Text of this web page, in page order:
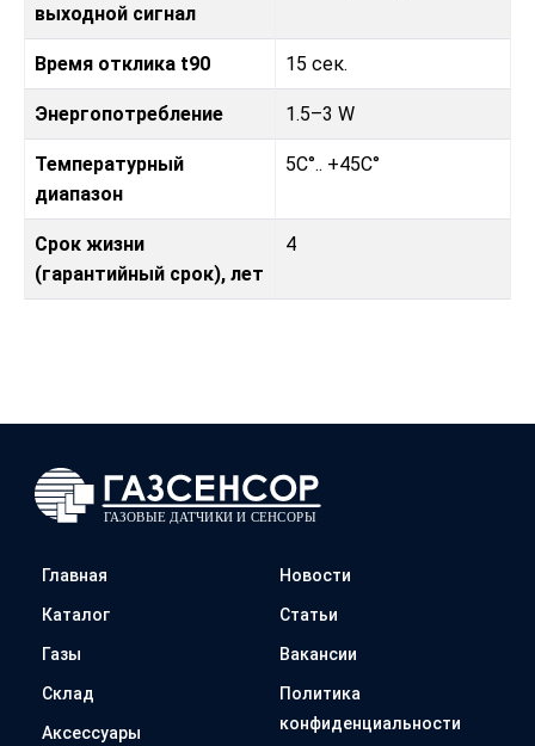
выходной сигнал
Время отклика t90 15 сек.
Энергопотребление 1.5–3 W
Температурный
диапазон
5C°.. +45C°
Срок жизни
(гарантийный срок), лет
4
Главная
Каталог
Газы
Склад
Аксессуары
Новости
Статьи
Вакансии
Политика
конфиденциальности